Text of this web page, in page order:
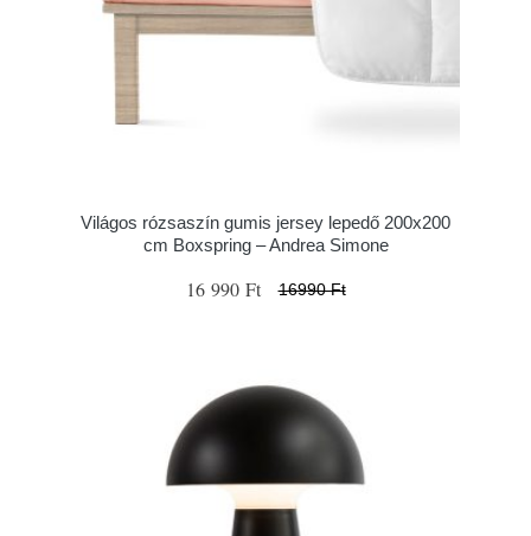
Világos rózsaszín gumis jersey lepedő 200x200
cm Boxspring – Andrea Simone
16 990 Ft 16990 Ft